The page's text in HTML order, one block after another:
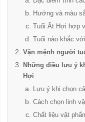
Hướng và màu
Tuổi Ất Hợi hợp
Tuổi nào khắc
Vận mệnh người
Những điều lưu ý
Hợi
Lưu ý khi chọn
Cách chọn linh
Chất liệu vật